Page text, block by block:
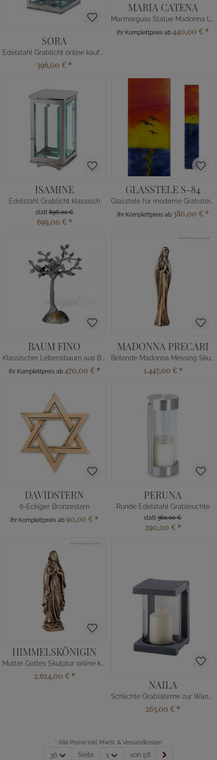
SORA
Edelstahl Grablicht online kaufen
396,00 € *
MARIA CATENA
Marmorguss Statue Madonna Lourdes
Ihr Komplettpreis ab 440,00 € *
ISAMINE
Edelstahl Grablicht klassisch
statt896,00 €
699,00 € *
GLASSTELE S-84
Glasstele für moderne Grabsteine Sonnenuntargang
Ihr Komplettpreis ab 380,00 € *
BAUM FINO
Klassischer Lebensbaum aus Bronze
Ihr Komplettpreis ab 470,00 € *
MADONNA PRECARI
Betende Madonna Messing Skulptur
1.447,00 € *
DAVIDSTERN
6-Eckiger Bronzestern
Ihr Komplettpreis ab 90,00 € *
PERUNA
Runde Edelstahl Grableuchte
statt 360,00 €
290,00 € *
HIMMELSKÖNIGIN
Mutter Gottes Skulptur online kaufen
2.624,00 € *
NAILA
Schlichte Grablaterne zur Wandmontage
263,00 € *
* Alle Preise inkl. MwSt. & Versandkosten
36 Seite 1 von 58